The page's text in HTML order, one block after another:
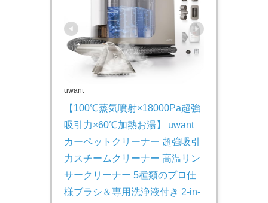
uwant
【100℃蒸気噴射×18000Pa超強
吸引力×60℃加熱お湯】 uwant
カーペットクリーナー 超強吸引
力スチームクリーナー 高温リン
サークリーナー 5種類のプロ仕
様ブラシ＆専用洗浄液付き 2-in-